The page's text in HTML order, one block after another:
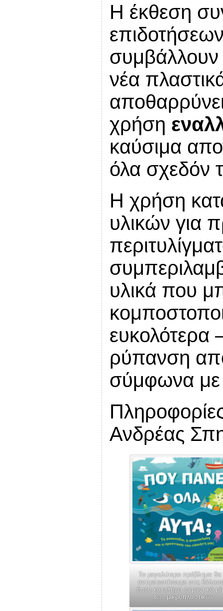
Η έκθεση
συμβάλλουν
νέα
χρήση
καύσιμα
όλα σχεδόν
Η χρήση
υλικών για
υλικά που
ευκολότερα
ρύπανση
σύμφωνα με
Ανδρέας
Το μεγαλύτερο πρόβλημα θα
αντιμετωπίσουμε στις
όπου καταλήγει σημαντικό
των μικροπλαστικών